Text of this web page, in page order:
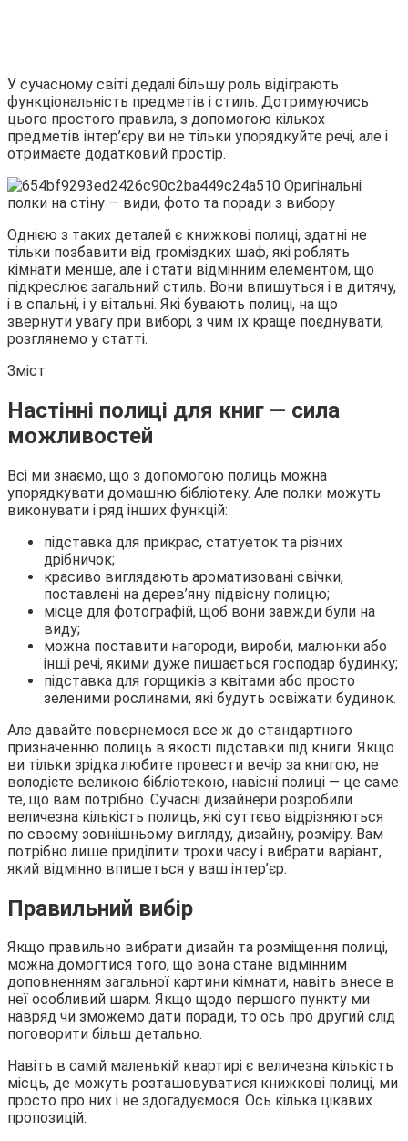
У сучасному світі дедалі більшу роль відіграють
функціональність предметів і стиль. Дотримуючись
цього простого правила, з допомогою кількох
предметів інтер’єру ви не тільки упорядкуйте речі, але і
отримаєте додатковий простір.
Однією з таких деталей є книжкові полиці, здатні не
тільки позбавити від громіздких шаф, які роблять
кімнати менше, але і стати відмінним елементом, що
підкреслює загальний стиль. Вони впишуться і в дитячу,
і в спальні, і у вітальні. Які бувають полиці, на що
звернути увагу при виборі, з чим їх краще поєднувати,
розглянемо у статті.
Зміст
Настінні полиці для книг — сила
можливостей
Всі ми знаємо, що з допомогою полиць можна
упорядкувати домашню бібліотеку. Але полки можуть
виконувати і ряд інших функцій:
підставка для прикрас, статуеток та різних
дрібничок;
красиво виглядають ароматизовані свічки,
поставлені на дерев’яну підвісну полицю;
місце для фотографій, щоб вони завжди були на
виду;
можна поставити нагороди, вироби, малюнки або
інші речі, якими дуже пишається господар будинку;
підставка для горщиків з квітами або просто
зеленими рослинами, які будуть освіжати будинок.
Але давайте повернемося все ж до стандартного
призначенню полиць в якості підставки під книги. Якщо
ви тільки зрідка любите провести вечір за книгою, не
володієте великою бібліотекою, навісні полиці — це саме
те, що вам потрібно. Сучасні дизайнери розробили
величезна кількість полиць, які суттєво відрізняються
по своєму зовнішньому вигляду, дизайну, розміру. Вам
потрібно лише приділити трохи часу і вибрати варіант,
який відмінно впишеться у ваш інтер’єр.
Правильний вибір
Якщо правильно вибрати дизайн та розміщення полиці,
можна домогтися того, що вона стане відмінним
доповненням загальної картини кімнати, навіть внесе в
неї особливий шарм. Якщо щодо першого пункту ми
навряд чи зможемо дати поради, то ось про другий слід
поговорити більш детально.
Навіть в самій маленькій квартирі є величезна кількість
місць, де можуть розташовуватися книжкові полиці, ми
просто про них і не здогадуємося. Ось кілька цікавих
пропозицій: